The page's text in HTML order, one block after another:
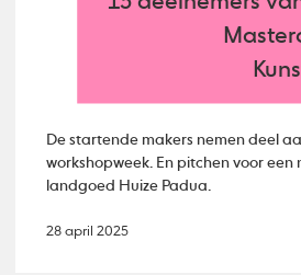
De startende makers nemen deel
workshopweek. En pitchen voor een
landgoed Huize Padua.
28 april 2025